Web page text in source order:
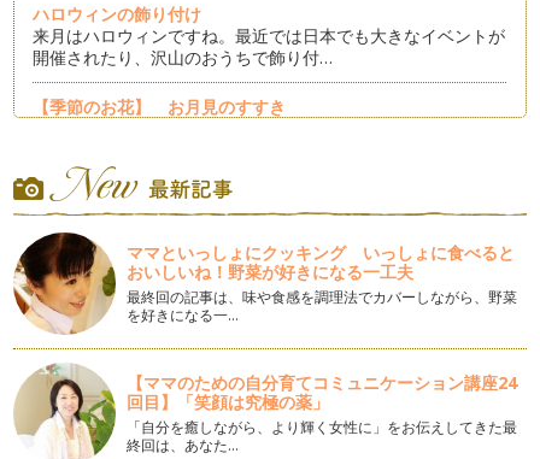
ハロウィンの飾り付け
来月はハロウィンですね。最近では日本でも大きなイベントが
開催されたり、沢山のおうちで飾り付…
【季節のお花】 お月見のすすき
あまった造花☆フラワーゴムの作り方
フラワーアレンジメントをしていると、どうしても中途半端
にお花が残って…
いろいろな種類のお花の特徴～かんたんまとめ～
【 プリザーブドフラワー 】 ｐｒｅｓｅｒｖｅ＝保存す
る。と…
＊夏場＊ お花を長持ちさせるポイント
夏場はせっかく買ってきたりアレンジしてもお花が傷みやす
いで…
ママといっしょにクッキング いっしょに食べると
おいしいね！野菜が好きになる一工夫
最終回の記事は、味や食感を調理法でカバーしながら、野菜
を好きになる一…
【ママのための自分育てコミュニケーション講座24
回目】「笑顔は究極の薬」
「自分を癒しながら、より輝く女性に」をお伝えしてきた最
終回は、あなた…